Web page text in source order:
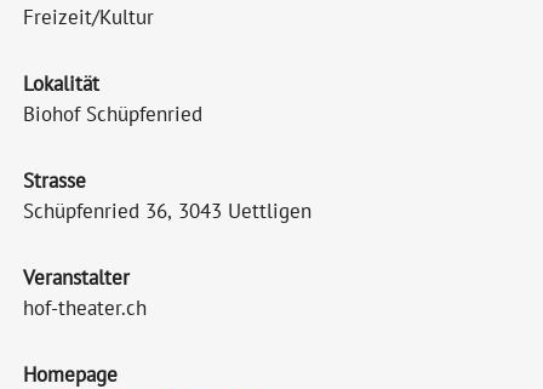
Freizeit/Kultur
Lokalität
Biohof Schüpfenried
Strasse
Schüpfenried 36, 3043 Uettligen
Veranstalter
hof-theater.ch
Homepage